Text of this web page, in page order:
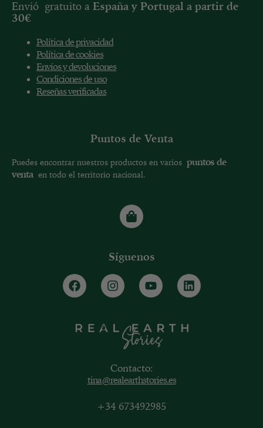
Envió gratuito a España y Portugal a partir de
30€
Política de privacidad
Política de cookies
Envíos y devoluciones
Condiciones de uso
Reseñas verificadas
Puntos de Venta
Puedes encontrar nuestros productos en varios puntos de
venta en todo el territorio nacional.
Síguenos
Contacto:
tina@realearthstories.es
+34 673492985